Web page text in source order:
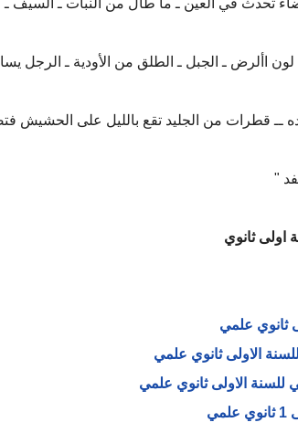
تحدث في العين ـ ما طال من النبات ـ السيف ـ
األرض ـ الجبل ـ الطلق من الأودية ـ الرجل
ــ قطرات من الجليد تقع بالليل على الحشيش
"
اولى ثانوي
ثانوي علمي
الاولى ثانوي علمي
للسنة الاولى ثانوي علمي